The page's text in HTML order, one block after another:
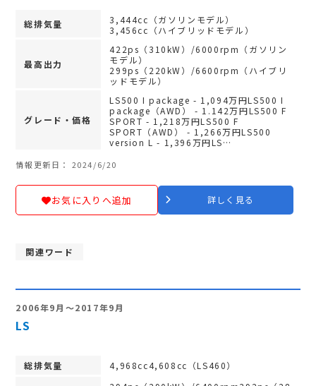
総排気量
3,444cc（ガソリンモデル）
3,456cc（ハイブリッドモデル）
最高出力
422ps（310kW）/6000rpm（ガソリン
モデル）
299ps（220kW）/6600rpm（ハイブリ
ッドモデル）
グレード・価格
LS500 I package - 1,094万円LS500 I
package（AWD） - 1.142万円LS500 F
SPORT - 1,218万円LS500 F
SPORT（AWD） - 1,266万円LS500
version L - 1,396万円LS…
情報更新日： 2024/6/20
お気に入りへ追加 詳しく見る
関連ワード
2006年9月～2017年9月
LS
総排気量 4,968cc4,608cc（LS460）